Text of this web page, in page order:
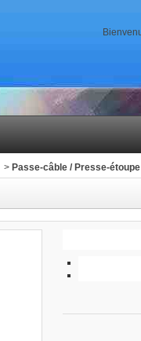
> Passe-câble / Presse-étoupe